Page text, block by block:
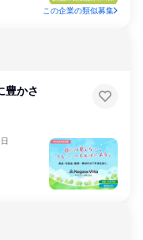
この企業の類似募集
豊かさ